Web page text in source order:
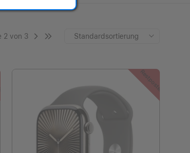
2 von 3 Standardsortierung
Restposten